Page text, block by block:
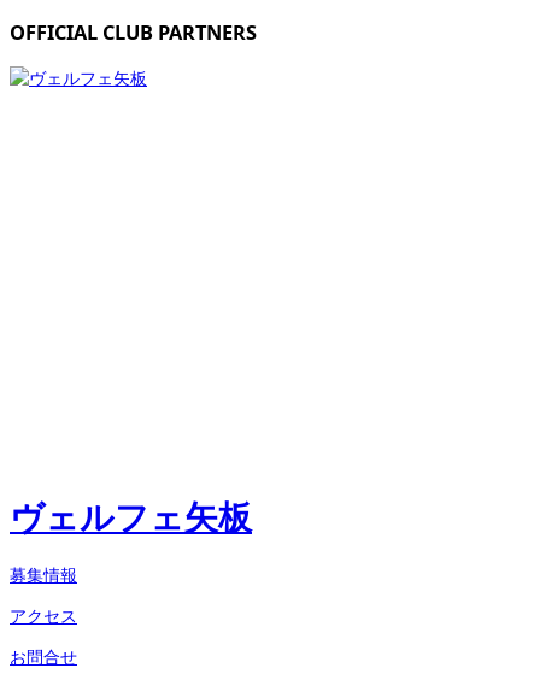
OFFICIAL CLUB PARTNERS
ヴェルフェ矢板
募集情報
アクセス
お問合せ